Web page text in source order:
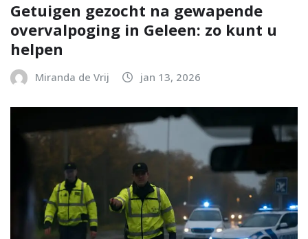
Getuigen gezocht na gewapende
overvalpoging in Geleen: zo kunt u
helpen
Miranda de Vrij jan 13, 2026